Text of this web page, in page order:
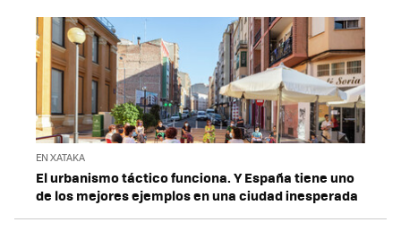
EN XATAKA
El urbanismo táctico funciona. Y España tiene uno
de los mejores ejemplos en una ciudad inesperada